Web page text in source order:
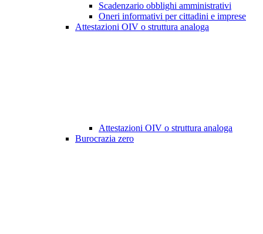
Scadenzario obblighi amministrativi
Oneri informativi per cittadini e imprese
Attestazioni OIV o struttura analoga
Attestazioni OIV o struttura analoga
Burocrazia zero